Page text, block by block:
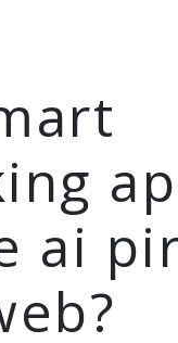
ai